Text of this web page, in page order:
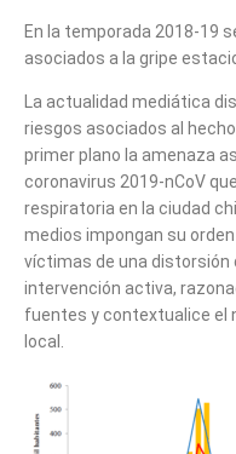
En la temporada 2018-19
asociados a la gripe
La actualidad mediática
riesgos asociados al
primer plano la amenaza
coronavirus 2019-nCoV
respiratoria en la ciudad
medios impongan su
víctimas de una distorsión
intervención activa,
fuentes y contextualice el
local.